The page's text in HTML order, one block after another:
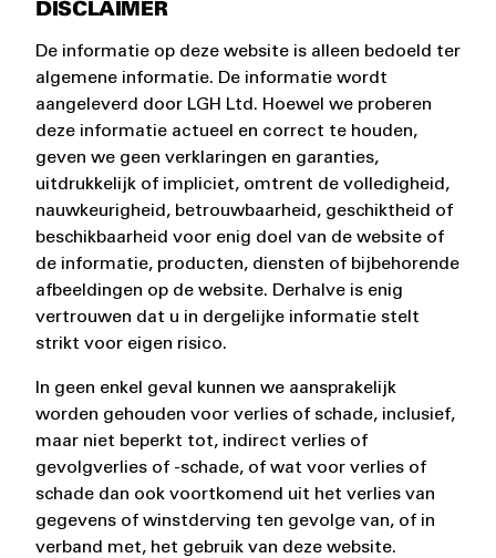
DISCLAIMER
De informatie op deze website is alleen bedoeld ter
algemene informatie. De informatie wordt
aangeleverd door LGH Ltd. Hoewel we proberen
deze informatie actueel en correct te houden,
geven we geen verklaringen en garanties,
uitdrukkelijk of impliciet, omtrent de volledigheid,
nauwkeurigheid, betrouwbaarheid, geschiktheid of
beschikbaarheid voor enig doel van de website of
de informatie, producten, diensten of bijbehorende
afbeeldingen op de website. Derhalve is enig
vertrouwen dat u in dergelijke informatie stelt
strikt voor eigen risico.
In geen enkel geval kunnen we aansprakelijk
worden gehouden voor verlies of schade, inclusief,
maar niet beperkt tot, indirect verlies of
gevolgverlies of -schade, of wat voor verlies of
schade dan ook voortkomend uit het verlies van
gegevens of winstderving ten gevolge van, of in
verband met, het gebruik van deze website.